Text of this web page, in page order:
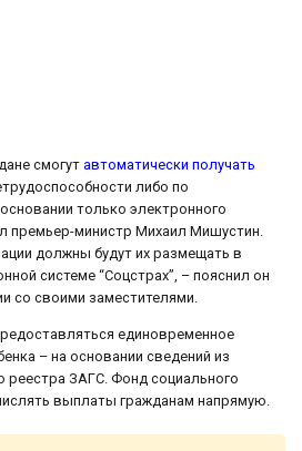
смогут автоматически получать
либо по
только электронного
премьер-министр Михаил Мишустин.
должны будут их размещать в
системе “Соцстрах”, – пояснил он
со своими заместителями.
единовременное
– на основании сведений из
реестра ЗАГС. Фонд социального
выплаты гражданам напрямую.